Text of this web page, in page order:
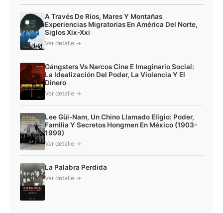
A Través De Ríos, Mares Y Montañas
Experiencias Migratorias En América Del Norte,
Siglos Xix-Xxi
Ver detalle →
Gángsters Vs Narcos Cine E Imaginario Social:
La Idealización Del Poder, La Violencia Y El
Dinero
Ver detalle →
Lee Güi-Nam, Un Chino Llamado Eligio: Poder,
Familia Y Secretos Hongmen En México (1903-
1999)
Ver detalle →
La Palabra Perdida
Ver detalle →